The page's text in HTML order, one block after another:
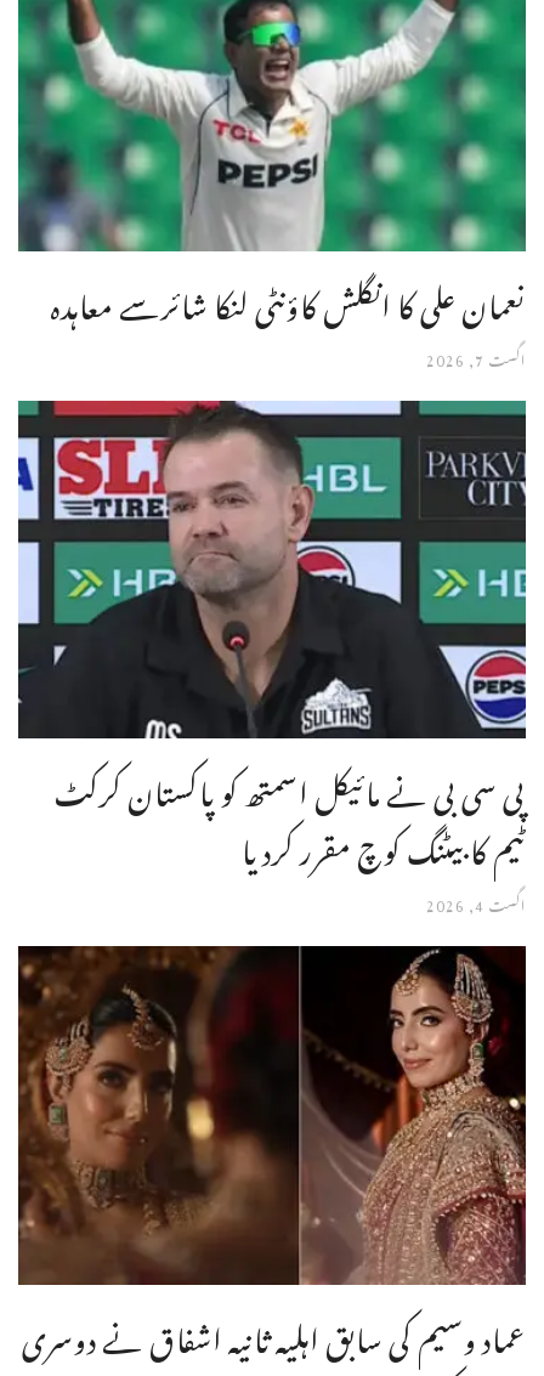
نعمان علی کا انگلش کاؤنٹی لنکا شائرسے معاہدہ
اگست 7, 2026
پی سی بی نے مائیکل اسمتھ کو پاکستان کرکٹ
ٹیم کا بیٹنگ کوچ مقرر کردیا
اگست 4, 2026
عماد وسیم کی سابق اہلیہ ثانیہ اشفاق نے دوسری